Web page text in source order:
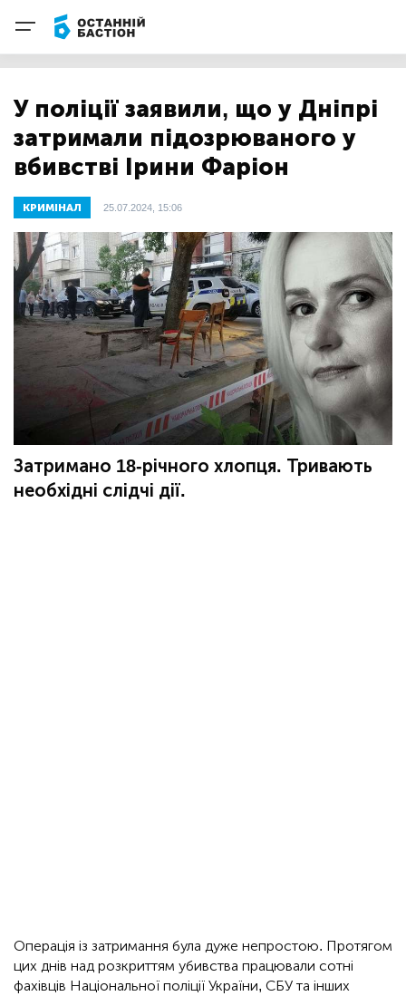
У поліції заявили, що у Дніпрі
затримали підозрюваного у
вбивстві Ірини Фаріон
КРИМІНАЛ 25.07.2024, 15:06
Затримано 18-річного хлопця. Тривають
необхідні слідчі дії.
Операція із затримання була дуже непростою. Протягом
цих днів над розкриттям убивства працювали сотні
фахівців Національної поліції України, СБУ та інших